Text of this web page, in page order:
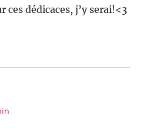
ces dédicaces, j’y serai!<3